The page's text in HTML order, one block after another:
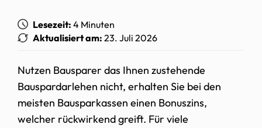
Lesezeit: 4 Minuten
Aktualisiert am: 23. Juli 2026
Nutzen Bausparer das Ihnen zustehende
Bauspardarlehen nicht, erhalten Sie bei den
meisten Bausparkassen einen Bonuszins,
welcher rückwirkend greift. Für viele